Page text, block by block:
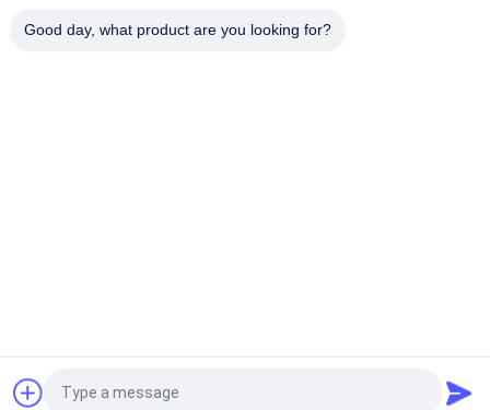
Good day, what product are you looking for?